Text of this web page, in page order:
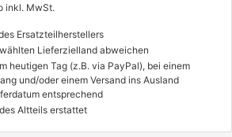
inkl. MwSt.
Ersatzteilherstellers
Lieferzielland abweichen
heutigen Tag (z.B. via PayPal), bei einem
und/oder einem Versand ins Ausland
entsprechend
Altteils erstattet